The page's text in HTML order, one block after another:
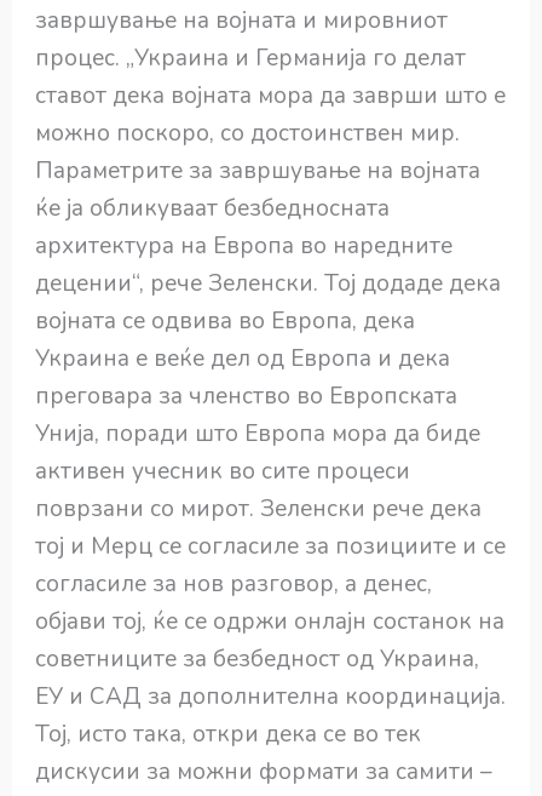
завршување на војната и мировниот
процес. „Украина и Германија го делат
ставот дека војната мора да заврши што е
можно поскоро, со достоинствен мир.
Параметрите за завршување на војната
ќе ја обликуваат безбедносната
архитектура на Европа во наредните
децении“, рече Зеленски. Тој додаде дека
војната се одвива во Европа, дека
Украина е веќе дел од Европа и дека
преговара за членство во Европската
Унија, поради што Европа мора да биде
активен учесник во сите процеси
поврзани со мирот. Зеленски рече дека
тој и Мерц се согласиле за позициите и се
согласиле за нов разговор, а денес,
објави тој, ќе се одржи онлајн состанок на
советниците за безбедност од Украина,
ЕУ и САД за дополнителна координација.
Тој, исто така, откри дека се во тек
дискусии за можни формати за самити –